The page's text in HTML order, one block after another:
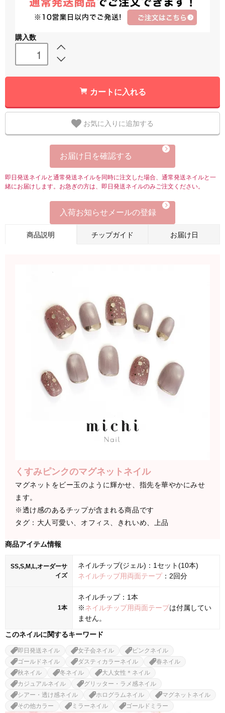
購入数
カートに入れる
お気に入りに追加する
お届け日を確認する
即日発送ネイルと通常発送ネイルを同時に注文した場合、通常発送ネイルと一
緒にお届けします。お急ぎの方は、即日発送ネイルのみご注文ください。
入荷お知らせメールの登録
商品説明 チップガイド お届け日
くすみピンクのマグネットネイル
マグネットをビー玉のように輝かせ、指先を華やかにみせ
ます。
※透け感のあるチップが含まれる商品です
タグ：大人可愛い、オフィス、きれいめ、上品
商品アイテム情報
SS,S,M,L,オーダーサ
イズ
ネイルチップ(ジェル)：1セット(10本)
ネイルチップ用両面テープ：2回分
1本
ネイルチップ：1本
※ネイルチップ用両面テープは付属してい
ません。
このネイルに関するキーワード
即日発送ネイル 女子会ネイル
ピンクネイル
ゴールドネイル
ダスティカラーネイル
春ネイル
秋ネイル
冬ネイル
大人女性＊ネイル
カジュアルネイル
グリッター・ラメ感ネイル
シアー・透け感ネイル
ホログラムネイル
マグネットネイル
その他カラー
ミラーネイル ゴールドミラー